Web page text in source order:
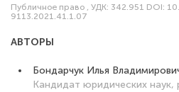
Публичное право , УДК: 342.951 DOI:
9113.2021.41.1.07
АВТОРЫ
Бондарчук Илья
Кандидат юридических наук,